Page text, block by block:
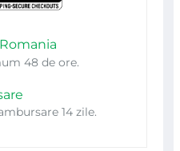
48 de ore.
14 zile.